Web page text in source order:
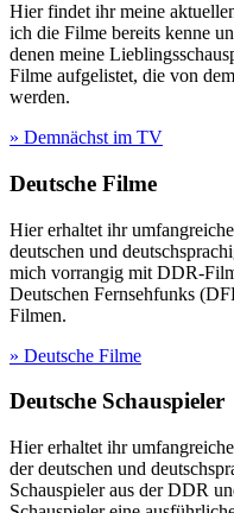
Hier findet ihr meine
ich die Filme bereits kenne
denen meine
Filme aufgelistet, die von
werden.
» Demnächst im TV
Deutsche Filme
Hier erhaltet ihr
deutschen und
mich vorrangig mit DDR-
Deutschen Fernsehfunks
Filmen.
» Deutsche Filme
Deutsche Schauspieler
Hier erhaltet ihr
der deutschen und
Schauspieler aus der DDR